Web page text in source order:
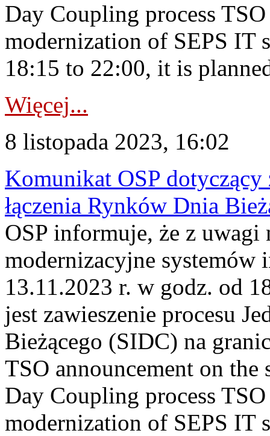
Day Coupling process
modernization of SEPS IT
18:15 to 22:00, it is
Więcej...
8 listopada 2023, 16:02
Komunikat OSP dotyczący
łączenia Rynków Dnia
OSP informuje, że z uwagi
modernizacyjne systemów
13.11.2023 r. w godz. od
jest zawieszenie procesu
Bieżącego (SIDC) na
TSO announcement on
Day Coupling process
modernization of SEPS IT